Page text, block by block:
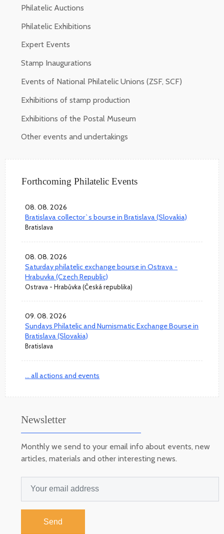
Philatelic Auctions
Philatelic Exhibitions
Expert Events
Stamp Inaugurations
Events of National Philatelic Unions (ZSF, SCF)
Exhibitions of stamp production
Exhibitions of the Postal Museum
Other events and undertakings
Forthcoming Philatelic Events
08. 08. 2026
Bratislava collector`s bourse in Bratislava (Slovakia)
Bratislava
08. 08. 2026
Saturday philatelic exchange bourse in Ostrava -
Hrabuvka (Czech Republic)
Ostrava - Hrabůvka (Česká republika)
09. 08. 2026
Sundays Philatelic and Numismatic Exchange Bourse in
Bratislava (Slovakia)
Bratislava
... all actions and events
Newsletter
Monthly we send to your email info about events, new
articles, materials and other interesting news.
Send